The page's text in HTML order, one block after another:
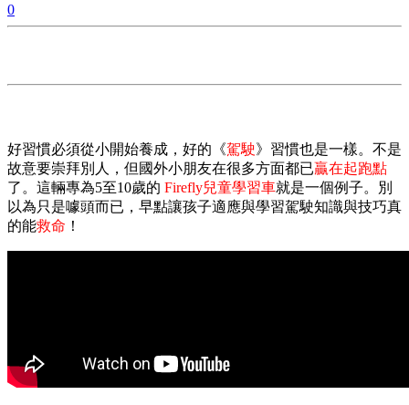
0
好習慣必須從小開始養成，好的《駕駛》習慣也是一樣。不是
故意要崇拜別人，但國外小朋友在很多方面都已贏在起跑點
了。這輛專為5至10歲的 Firefly兒童學習車就是一個例子。別
以為只是噱頭而已，早點讓孩子適應與學習駕駛知識與技巧真
的能救命 ！